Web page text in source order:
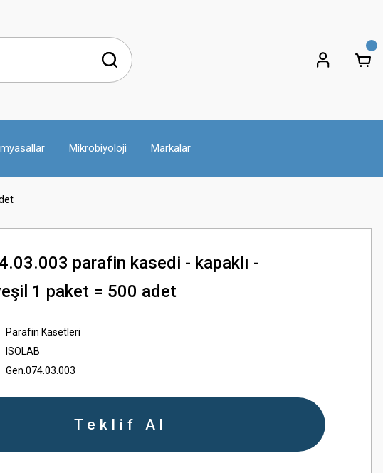
Mikrobiyoloji Markalar
parafin kasedi - kapaklı -
1 paket = 500 adet
Parafin Kasetleri
ISOLAB
Gen.074.03.003
Teklif Al